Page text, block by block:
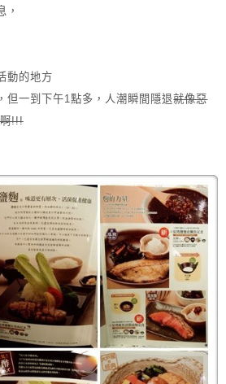
，
動的地方
但一到下午1點多，人潮瞬間隱退就像惡
!!!